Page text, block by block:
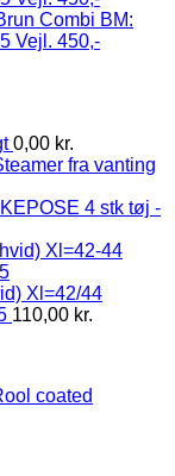
Combi BM:
Vejl. 450,-
0,00 kr.
fra vanting
4 stk tøj -
Xl=42/44
110,00 kr.
coated